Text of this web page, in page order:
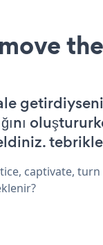
captivate, turn